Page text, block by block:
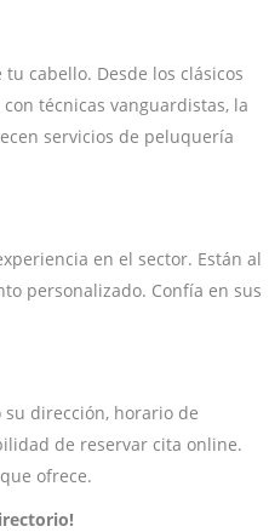
cabello. Desde los clásicos
técnicas vanguardistas, la
servicios de peluquería
en el sector. Están al
personalizado. Confía en sus
dirección, horario de
de reservar cita online.
ofrece.